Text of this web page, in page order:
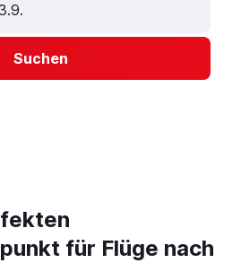
Suchen
für Flüge nach